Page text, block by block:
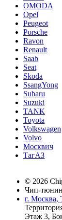
OMODA
Opel
Peugeot
Porsche
Ravon
Renault
Saab
Seat
Skoda
SsangYong
Subaru
Suzuki
TANK
Toyota
Volkswagen
Volvo
Москвич
ТагАЗ
© 2026
Чип-
г. Москва,
Этаж 3,